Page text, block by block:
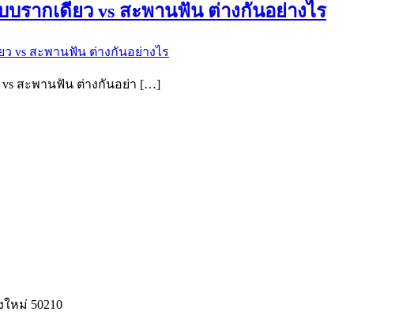
บรากเดียว vs สะพานฟัน ต่างกันอย่างไร
vs สะพานฟัน ต่างกันอย่า […]
หม่ 50210